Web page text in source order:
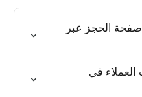
الحجز عبر
في